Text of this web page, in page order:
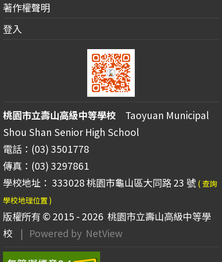
著作權聲明
登入
桃園市立壽山高級中等學校 Taoyuan Municipal
Shou Shan Senior High School
電話：(03) 3501778
傳真：(03) 3297861
學校地址： 333028 桃園市龜山區大同路 23 號 ( 查詢
學校地理位置 )
版權所有 © 2015 - 2026 桃園市立壽山高級中等學
校
| Powered by NetView